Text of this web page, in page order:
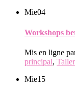
Mie04
Workshops
Mis en ligne
principal,
Mie15